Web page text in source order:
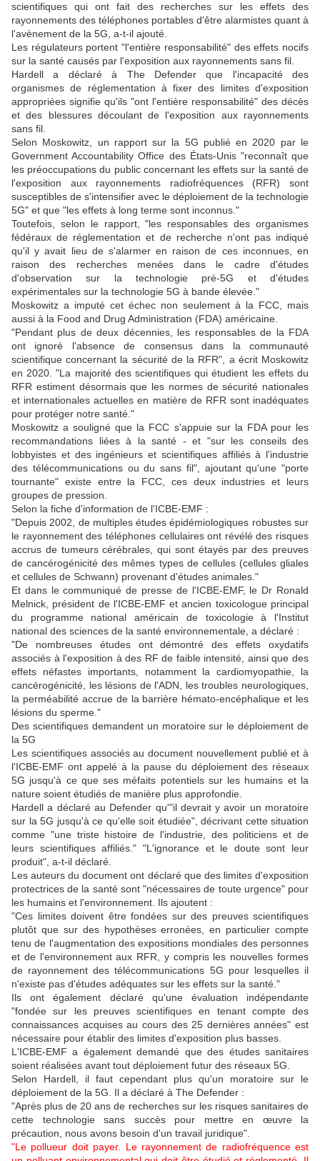
scientifiques qui ont fait des recherches sur les effets des
rayonnements des téléphones portables d'être alarmistes quant à
l'avènement de la 5G, a-t-il ajouté.
Les régulateurs portent "l'entière responsabilité" des effets nocifs
sur la santé causés par l'exposition aux rayonnements sans fil.
Hardell a déclaré à The Defender que l'incapacité des
organismes de réglementation à fixer des limites d'exposition
appropriées signifie qu'ils "ont l'entière responsabilité" des décès
et des blessures découlant de l'exposition aux rayonnements
sans fil.
Selon Moskowitz, un rapport sur la 5G publié en 2020 par le
Government Accountability Office des États-Unis "reconnaît que
les préoccupations du public concernant les effets sur la santé de
l'exposition aux rayonnements radiofréquences (RFR) sont
susceptibles de s'intensifier avec le déploiement de la technologie
5G" et que "les effets à long terme sont inconnus."
Toutefois, selon le rapport, "les responsables des organismes
fédéraux de réglementation et de recherche n'ont pas indiqué
qu'il y avait lieu de s'alarmer en raison de ces inconnues, en
raison des recherches menées dans le cadre d'études
d'observation sur la technologie pré-5G et d'études
expérimentales sur la technologie 5G à bande élevée."
Moskowitz a imputé cet échec non seulement à la FCC, mais
aussi à la Food and Drug Administration (FDA) américaine.
"Pendant plus de deux décennies, les responsables de la FDA
ont ignoré l'absence de consensus dans la communauté
scientifique concernant la sécurité de la RFR", a écrit Moskowitz
en 2020. "La majorité des scientifiques qui étudient les effets du
RFR estiment désormais que les normes de sécurité nationales
et internationales actuelles en matière de RFR sont inadéquates
pour protéger notre santé."
Moskowitz a souligné que la FCC s'appuie sur la FDA pour les
recommandations liées à la santé - et "sur les conseils des
lobbyistes et des ingénieurs et scientifiques affiliés à l'industrie
des télécommunications ou du sans fil", ajoutant qu'une "porte
tournante" existe entre la FCC, ces deux industries et leurs
groupes de pression.
Selon la fiche d'information de l'ICBE-EMF :
"Depuis 2002, de multiples études épidémiologiques robustes sur
le rayonnement des téléphones cellulaires ont révélé des risques
accrus de tumeurs cérébrales, qui sont étayés par des preuves
de cancérogénicité des mêmes types de cellules (cellules gliales
et cellules de Schwann) provenant d'études animales."
Et dans le communiqué de presse de l'ICBE-EMF, le Dr Ronald
Melnick, président de l'ICBE-EMF et ancien toxicologue principal
du programme national américain de toxicologie à l'Institut
national des sciences de la santé environnementale, a déclaré :
"De nombreuses études ont démontré des effets oxydatifs
associés à l'exposition à des RF de faible intensité, ainsi que des
effets néfastes importants, notamment la cardiomyopathie, la
cancérogénicité, les lésions de l'ADN, les troubles neurologiques,
la perméabilité accrue de la barrière hémato-encéphalique et les
lésions du sperme."
Des scientifiques demandent un moratoire sur le déploiement de
la 5G
Les scientifiques associés au document nouvellement publié et à
l'ICBE-EMF ont appelé à la pause du déploiement des réseaux
5G jusqu'à ce que ses méfaits potentiels sur les humains et la
nature soient étudiés de manière plus approfondie.
Hardell a déclaré au Defender qu'"il devrait y avoir un moratoire
sur la 5G jusqu'à ce qu'elle soit étudiée", décrivant cette situation
comme "une triste histoire de l'industrie, des politiciens et de
leurs scientifiques affiliés." "L'ignorance et le doute sont leur
produit", a-t-il déclaré.
Les auteurs du document ont déclaré que des limites d'exposition
protectrices de la santé sont "nécessaires de toute urgence" pour
les humains et l'environnement. Ils ajoutent :
"Ces limites doivent être fondées sur des preuves scientifiques
plutôt que sur des hypothèses erronées, en particulier compte
tenu de l'augmentation des expositions mondiales des personnes
et de l'environnement aux RFR, y compris les nouvelles formes
de rayonnement des télécommunications 5G pour lesquelles il
n'existe pas d'études adéquates sur les effets sur la santé."
Ils ont également déclaré qu'une évaluation indépendante
"fondée sur les preuves scientifiques en tenant compte des
connaissances acquises au cours des 25 dernières années" est
nécessaire pour établir des limites d'exposition plus basses.
L'ICBE-EMF a également demandé que des études sanitaires
soient réalisées avant tout déploiement futur des réseaux 5G.
Selon Hardell, il faut cependant plus qu'un moratoire sur le
déploiement de la 5G. Il a déclaré à The Defender :
"Après plus de 20 ans de recherches sur les risques sanitaires de
cette technologie sans succès pour mettre en œuvre la
précaution, nous avons besoin d'un travail juridique".
"Le pollueur doit payer. Le rayonnement de radiofréquence est